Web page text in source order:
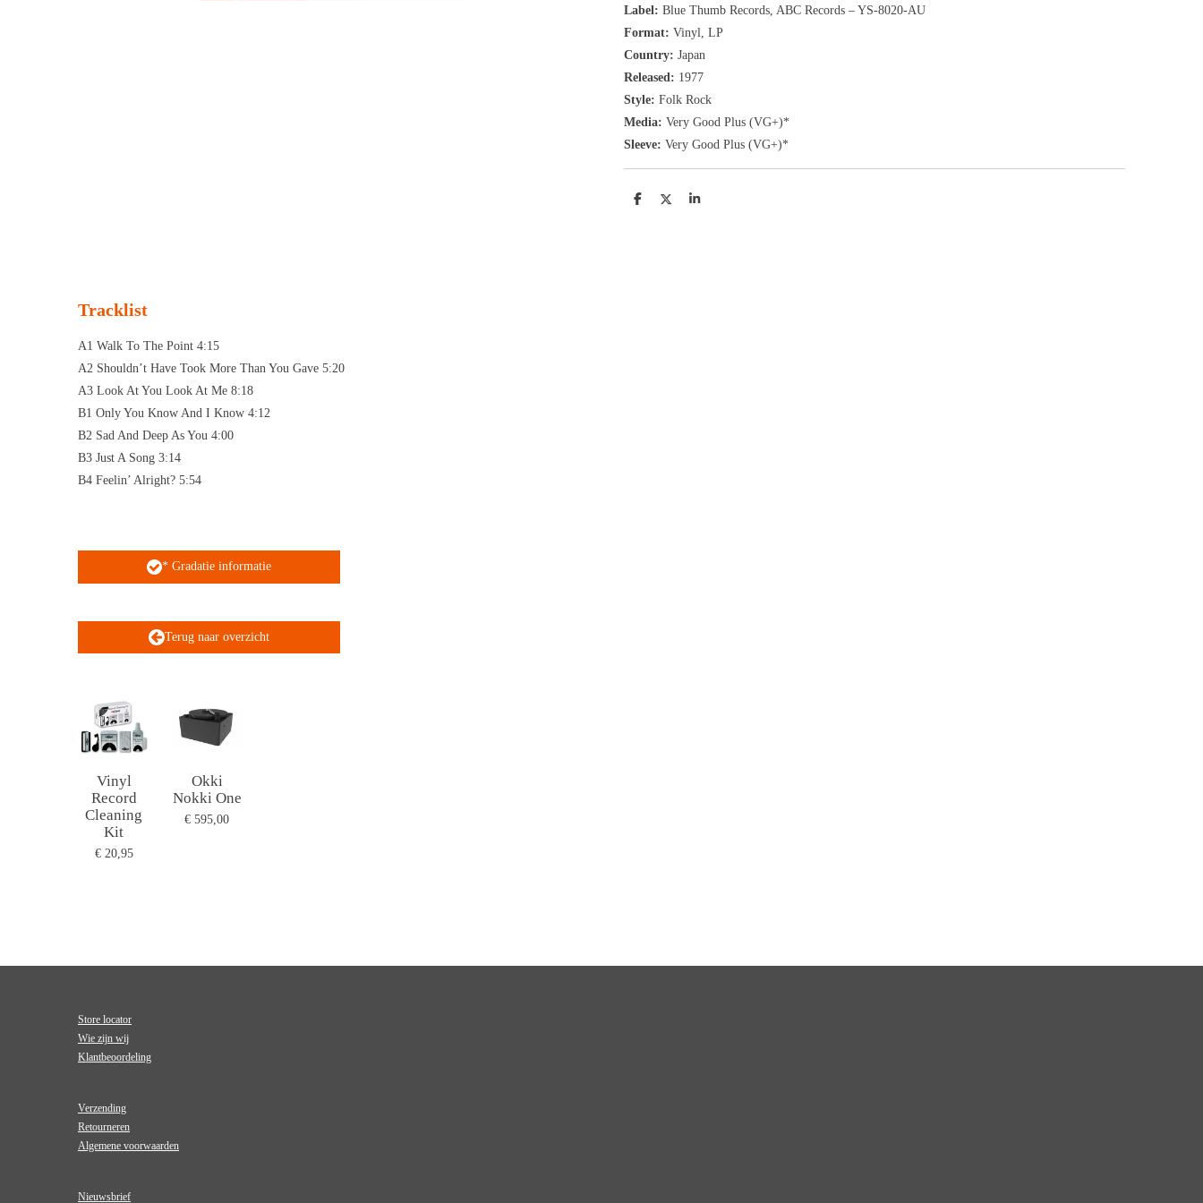
Label: Blue Thumb Records, ABC Records ‎– YS-8020-AU
Format: Vinyl, LP
Country: Japan
Released: 1977
Style: Folk Rock
Media: Very Good Plus (VG+)*
Sleeve: Very Good Plus (VG+)*
D
D
S
Tracklist
A1 Walk To The Point 4:15
A2 Shouldn’t Have Took More Than You Gave 5:20
A3 Look At You Look At Me 8:18
B1 Only You Know And I Know 4:12
B2 Sad And Deep As You 4:00
B3 Just A Song 3:14
B4 Feelin’ Alright? 5:54
* Gradatie informatie
Terug naar overzicht
Vinyl
Record
Cleaning
Kit
€ 20,95
Okki
Nokki One
€ 595,00
Store locator
Wie zijn wij
Klantbeoordeling
Verzending
Retourneren
Algemene voorwaarden
Nieuwsbrief